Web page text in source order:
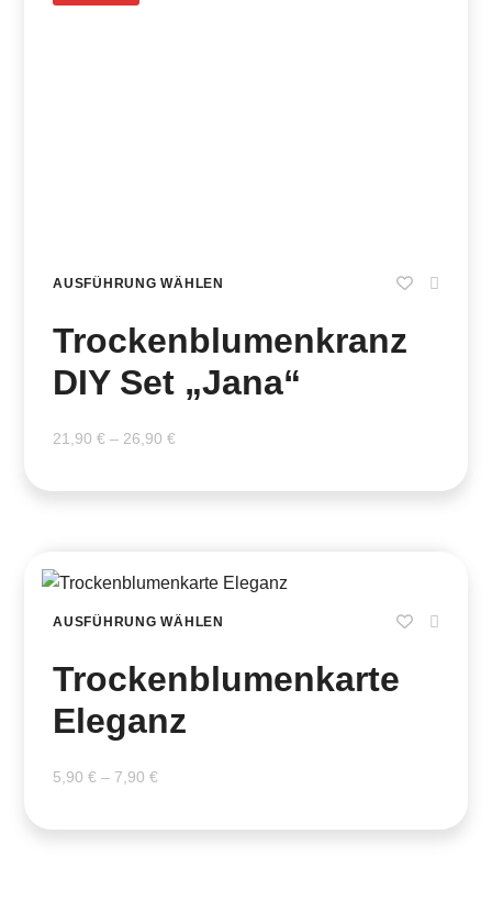
AUSFÜHRUNG WÄHLEN
Trockenblumenkranz
DIY Set „Jana“
21,90 € – 26,90 €
AUSFÜHRUNG WÄHLEN
Trockenblumenkarte
Eleganz
5,90 € – 7,90 €